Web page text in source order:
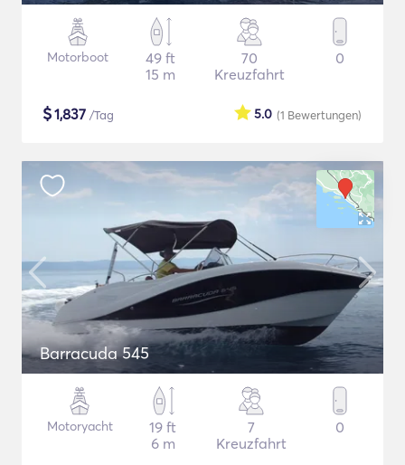
Motorboot
49 ft
15 m
70
Kreuzfahrt
0
$1,837 /Tag (1 Bewertungen)
5.0
Barracuda 545
Motoryacht
19 ft
6 m
7
Kreuzfahrt
0